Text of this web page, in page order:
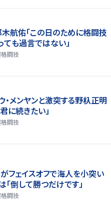
木航佑「この日のために格闘技
ても過言ではない」
闘技
・メンヤンと激突する野杁正明
に続きたい」
闘技
がフェイスオフで海人を小突い
倒して勝つだけです」
闘技